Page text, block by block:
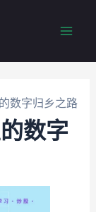
数字归乡之路
数字